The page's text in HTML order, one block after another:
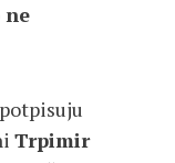
ne
Trpimir